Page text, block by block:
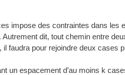
impose des contraintes dans les
dit, tout chemin entre
faudra pour rejoindre deux cases
un espacement d’au moins k